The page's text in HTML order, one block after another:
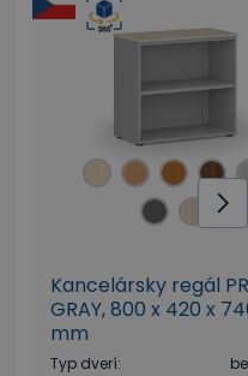
Kancelársky regál
GRAY, 800 x 420 x
mm
Typ dverí: